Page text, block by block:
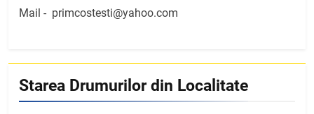
Mail - primcostesti@yahoo.com
Starea Drumurilor din Localitate